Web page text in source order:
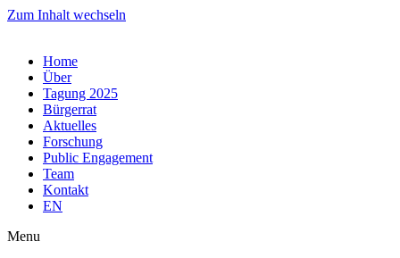
Zum Inhalt wechseln
Home
Über
Tagung 2025
Bürgerrat
Aktuelles
Forschung
Public Engagement
Team
Kontakt
EN
Menu